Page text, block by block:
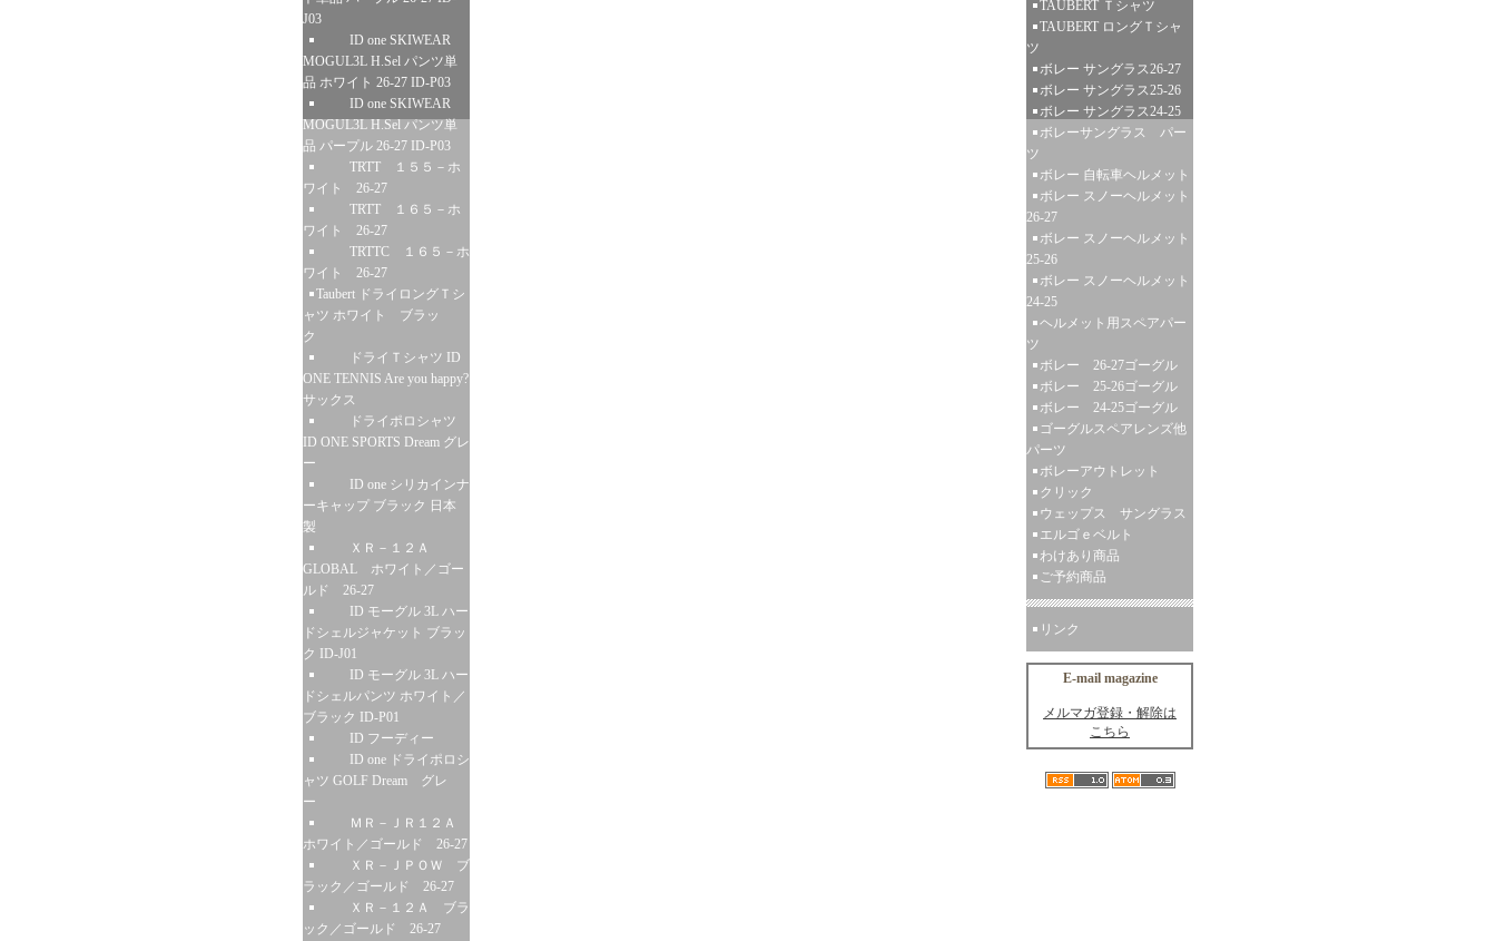
J03
ID one SKIWEAR
MOGUL3L H.Sel パンツ単
品 ホワイト 26-27 ID-P03
ID one SKIWEAR
MOGUL3L H.Sel パンツ単
品 パープル 26-27 ID-P03
TRTT １５５－ホ
ワイト 26-27
TRTT １６５－ホ
ワイト 26-27
TRTTC １６５－ホ
ワイト 26-27
Taubert ドライロングＴシ
ャツ ホワイト ブラッ
ク
ドライＴシャツ ID
ONE TENNIS Are you happy?
サックス
ドライポロシャツ
ID ONE SPORTS Dream グレ
ー
ID one シリカインナ
ーキャップ ブラック 日本
製
ＸＲ－１２Ａ
GLOBAL ホワイト／ゴー
ルド 26-27
ID モーグル 3L ハー
ドシェルジャケット ブラッ
ク ID-J01
ID モーグル 3L ハー
ドシェルパンツ ホワイト／
ブラック ID-P01
ID フーディー
ID one ドライポロシ
ャツ GOLF Dream グレ
ー
ＭＲ－ＪＲ１２Ａ
ホワイト／ゴールド 26-27
ＸＲ－ＪＰＯＷ ブ
ラック／ゴールド 26-27
ＸＲ－１２Ａ ブラ
ック／ゴールド 26-27
TAUBERT Ｔシャツ
TAUBERT ロングＴシャ
ツ
ボレー サングラス26-27
ボレー サングラス25-26
ボレー サングラス24-25
ボレーサングラス パー
ツ
ボレー 自転車ヘルメット
ボレー スノーヘルメット
26-27
ボレー スノーヘルメット
25-26
ボレー スノーヘルメット
24-25
ヘルメット用スペアパー
ツ
ボレー 26-27ゴーグル
ボレー 25-26ゴーグル
ボレー 24-25ゴーグル
ゴーグルスペアレンズ他
パーツ
ボレーアウトレット
クリック
ウェップス サングラス
エルゴｅベルト
わけあり商品
ご予約商品
リンク
E-mail magazine
メルマガ登録・解除は
こちら